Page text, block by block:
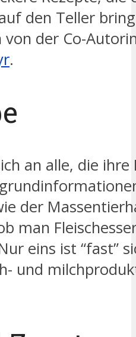
den Teller
von der Co-
.
an alle, die
der
man
eins ist “fast”
und